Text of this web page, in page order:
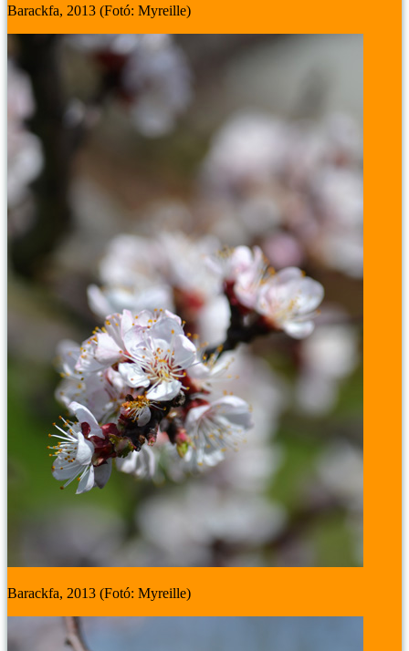
Barackfa, 2013 (Fotó: Myreille)
Barackfa, 2013 (Fotó: Myreille)